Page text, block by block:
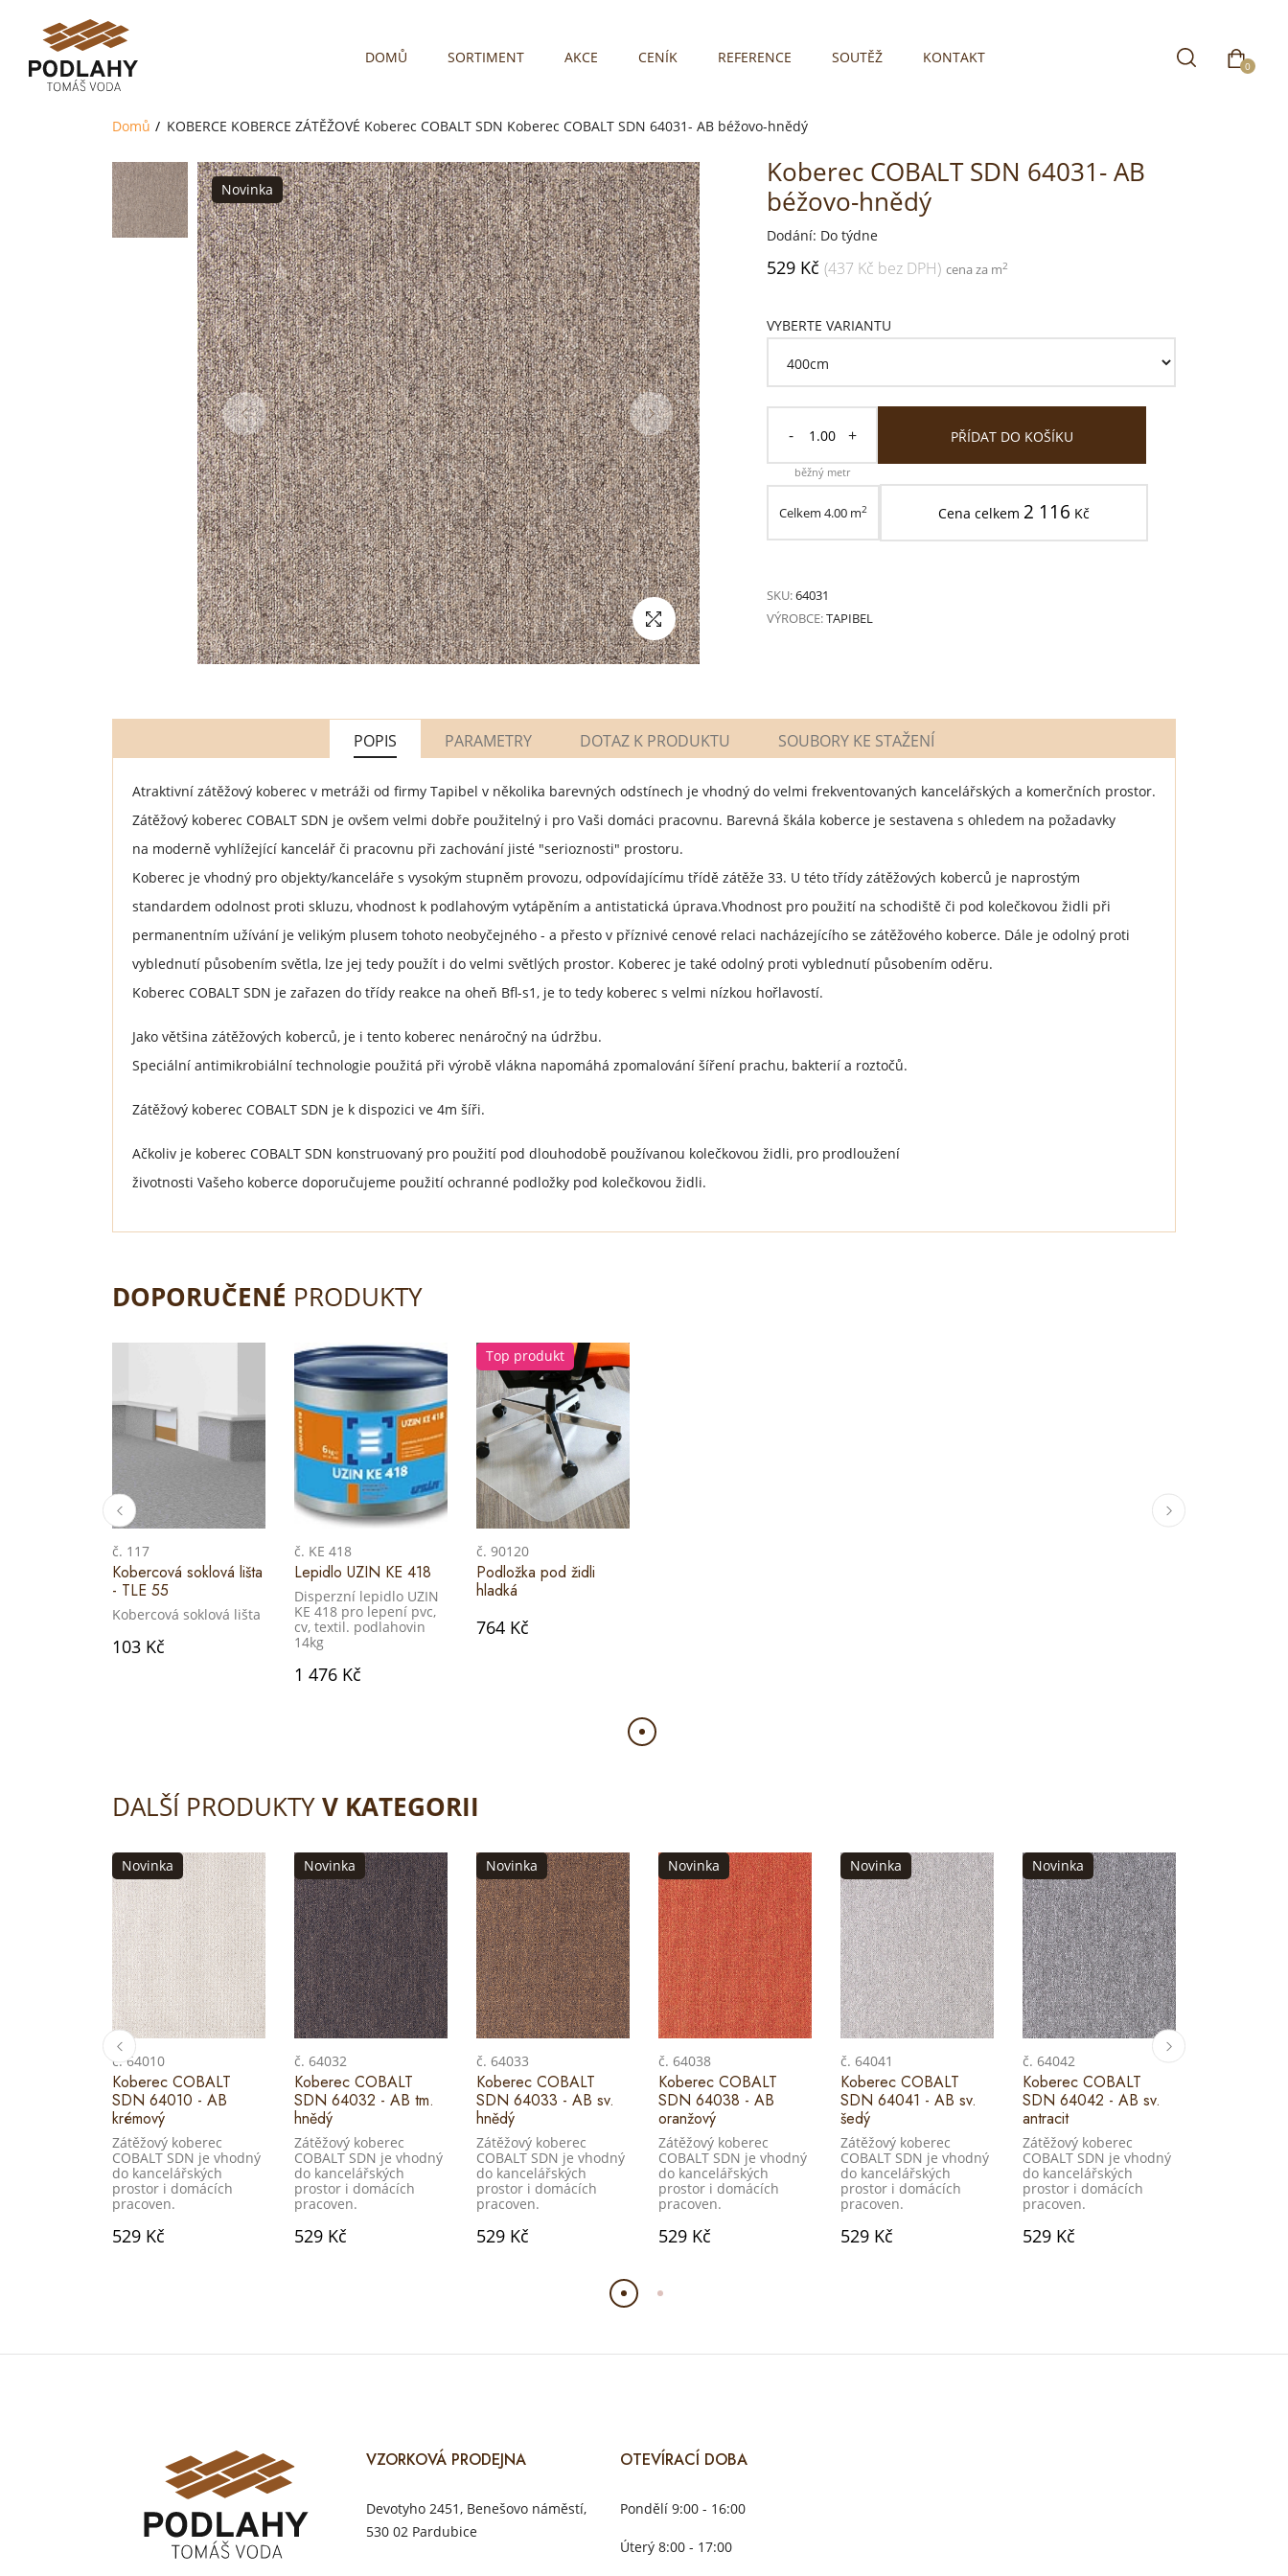
DOMŮ SORTIMENT AKCE CENÍK REFERENCE SOUTĚŽ KONTAKT 0
Domů KOBERCE KOBERCE ZÁTĚŽOVÉ Koberec COBALT SDN Koberec COBALT SDN 64031- AB béžovo-hnědý
Novinka
Koberec COBALT SDN 64031- AB
béžovo-hnědý
Dodání: Do týdne
529 Kč (437 Kč bez DPH) cena za m2
VYBERTE VARIANTU
- +
běžný metr
PŘÍDAT DO KOŠÍKU
Celkem 4.00m2 Cena celkem 2 116 Kč
SKU:64031
VÝROBCE:TAPIBEL
POPIS PARAMETRY DOTAZ K PRODUKTU SOUBORY KE STAŽENÍ
Atraktivní zátěžový koberec v metráži od firmy Tapibel v několika barevných odstínech je vhodný do velmi frekventovaných kancelářských a komerčních prostor.
Zátěžový koberec COBALT SDN je ovšem velmi dobře použitelný i pro Vaši domáci pracovnu. Barevná škála koberce je sestavena s ohledem na požadavky
na moderně vyhlížející kancelář či pracovnu při zachování jisté "serioznosti" prostoru.
Koberec je vhodný pro objekty/kanceláře s vysokým stupněm provozu, odpovídajícímu třídě zátěže 33. U této třídy zátěžových koberců je naprostým
standardem odolnost proti skluzu, vhodnost k podlahovým vytápěním a antistatická úprava.Vhodnost pro použití na schodiště či pod kolečkovou židli při
permanentním užívání je velikým plusem tohoto neobyčejného - a přesto v příznivé cenové relaci nacházejícího se zátěžového koberce. Dále je odolný proti
vyblednutí působením světla, lze jej tedy použít i do velmi světlých prostor. Koberec je také odolný proti vyblednutí působením oděru.
Koberec COBALT SDN je zařazen do třídy reakce na oheň Bfl-s1, je to tedy koberec s velmi nízkou hořlavostí.
Jako většina zátěžových koberců, je i tento koberec nenáročný na údržbu.
Speciální antimikrobiální technologie použitá při výrobě vlákna napomáhá zpomalování šíření prachu, bakterií a roztočů.
Zátěžový koberec COBALT SDN je k dispozici ve 4m šíři.
Ačkoliv je koberec COBALT SDN konstruovaný pro použití pod dlouhodobě používanou kolečkovou židli, pro prodloužení
životnosti Vašeho koberce doporučujeme použití ochranné podložky pod kolečkovou židli.
DOPORUČENÉ PRODUKTY
č. 117
Kobercová soklová lišta
- TLE 55
Kobercová soklová lišta
103 Kč
č. KE 418
Lepidlo UZIN KE 418
Disperzní lepidlo UZIN
KE 418 pro lepení pvc,
cv, textil. podlahovin
14kg
1 476 Kč
Top produkt
č. 90120
Podložka pod židli
hladká
764 Kč
DALŠÍ PRODUKTYV KATEGORII
Novinka
č. 64010
Koberec COBALT
SDN 64010 - AB
krémový
Zátěžový koberec
COBALT SDN je vhodný
do kancelářských
prostor i domácích
pracoven.
529 Kč
Novinka
č. 64032
Koberec COBALT
SDN 64032 - AB tm.
hnědý
Zátěžový koberec
COBALT SDN je vhodný
do kancelářských
prostor i domácích
pracoven.
529 Kč
Novinka
č. 64033
Koberec COBALT
SDN 64033 - AB sv.
hnědý
Zátěžový koberec
COBALT SDN je vhodný
do kancelářských
prostor i domácích
pracoven.
529 Kč
Novinka
č. 64038
Koberec COBALT
SDN 64038 - AB
oranžový
Zátěžový koberec
COBALT SDN je vhodný
do kancelářských
prostor i domácích
pracoven.
529 Kč
Novinka
č. 64041
Koberec COBALT
SDN 64041 - AB sv.
šedý
Zátěžový koberec
COBALT SDN je vhodný
do kancelářských
prostor i domácích
pracoven.
529 Kč
Novinka
č. 64042
Koberec COBALT
SDN 64042 - AB sv.
antracit
Zátěžový koberec
COBALT SDN je vhodný
do kancelářských
prostor i domácích
pracoven.
529 Kč
VZORKOVÁ PRODEJNA
Devotyho 2451, Benešovo náměstí,
530 02 Pardubice
OTEVÍRACÍ DOBA
Pondělí 9:00 - 16:00
Úterý 8:00 - 17:00